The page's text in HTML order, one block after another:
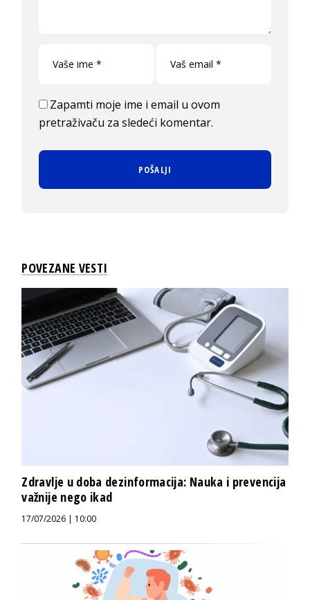
Zapamti moje ime i email u ovom
pretraživaču za sledeći komentar.
POVEZANE VESTI
Zdravlje u doba dezinformacija: Nauka i prevencija
važnije nego ikad
17/07/2026 | 10:00